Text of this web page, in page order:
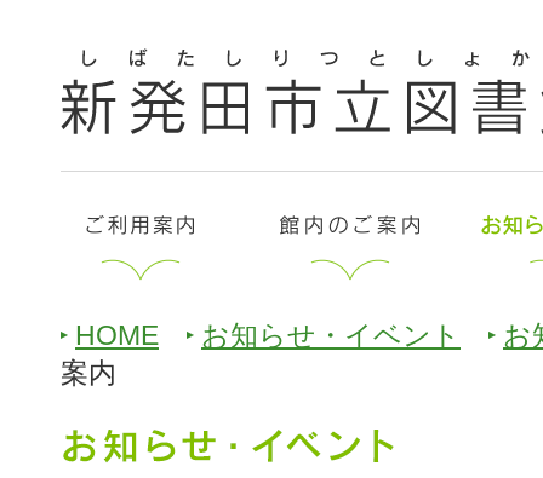
HOME お知らせ・イベント
お
案内